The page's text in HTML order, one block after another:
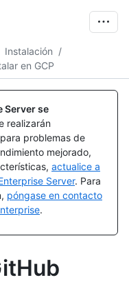
Instalación /
en GCP
Server se
realizarán
problemas de
mejorado,
actualice a
Server. Para
póngase en contacto
.